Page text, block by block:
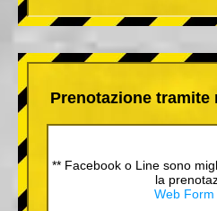
Prenotazione tramite
** Facebook o Line sono
la
Web Form